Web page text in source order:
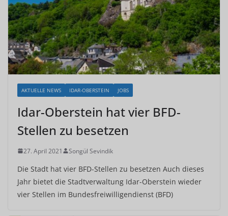
AKTUELLE NEWS IDAR-OBERSTEIN JOBS
Idar-Oberstein hat vier BFD-
Stellen zu besetzen
27. April 2021 Songül Sevindik
Die Stadt hat vier BFD-Stellen zu besetzen Auch dieses
Jahr bietet die Stadtverwaltung Idar-Oberstein wieder
vier Stellen im Bundesfreiwilligendienst (BFD)